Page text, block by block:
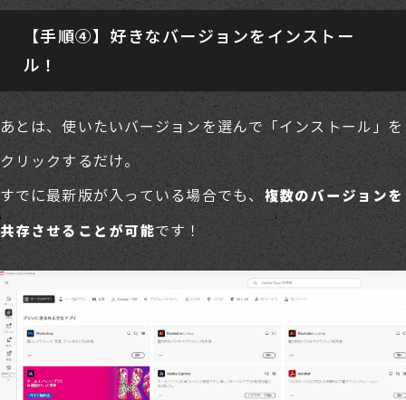
【手順④】好きなバージョンをインストー
ル！
あとは、使いたいバージョンを選んで「インストール」を
クリックするだけ。
すでに最新版が入っている場合でも、 複数のバージョンを
共存させることが可能です！